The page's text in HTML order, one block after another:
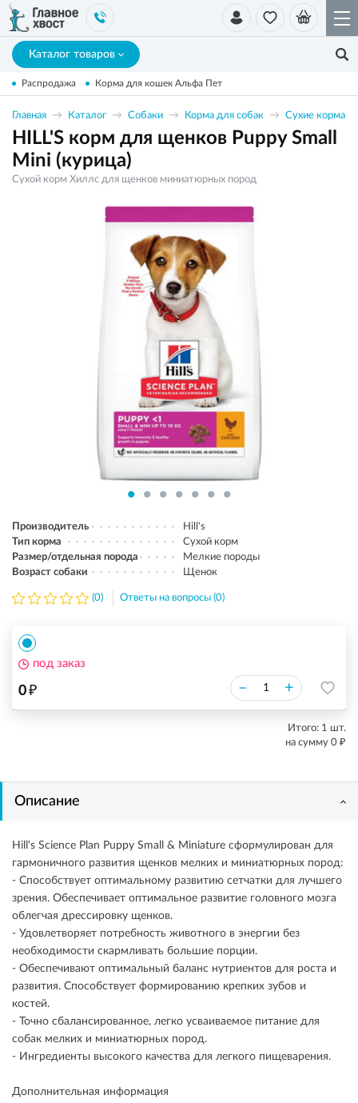
Каталог товаров
Распродажа Корма для кошек Альфа Пет
Главная Каталог Собаки Корма для собак Сухие корма
HILL'S корм для щенков Puppy Small
Mini (курица)
Сухой корм Хиллс для щенков миниатюрных пород
Производитель
Hill's
Тип корма
Сухой корм
Размер/отдельная порода
Мелкие породы
Возраст собаки
Щенок
(0) Ответы на вопросы (0)
0₽ – +
под заказ
Итого: 1 шт.
на сумму 0 ₽
Описание
Hill's Science Plan Puppy Small & Miniature сформулирован для
гармоничного развития щенков мелких и миниатюрных пород:
- Способствует оптимальному развитию сетчатки для лучшего
зрения. Обеспечивает оптимальное развитие головного мозга
облегчая дрессировку щенков.
- Удовлетворяет потребность животного в энергии без
необходимости скармливать большие порции.
- Обеспечивают оптимальный баланс нутриентов для роста и
развития. Способствует формированию крепких зубов и
костей.
- Точно сбалансированное, легко усваиваемое питание для
собак мелких и миниатюрных пород.
- Ингредиенты высокого качества для легкого пищеварения.
Дополнительная информация